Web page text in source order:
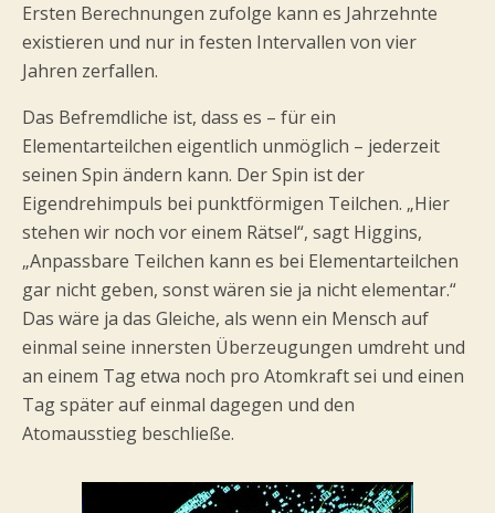
Ersten Berechnungen zufolge kann es Jahrzehnte
existieren und nur in festen Intervallen von vier
Jahren zerfallen.
Das Befremdliche ist, dass es – für ein
Elementarteilchen eigentlich unmöglich – jederzeit
seinen Spin ändern kann. Der Spin ist der
Eigendrehimpuls bei punktförmigen Teilchen. „Hier
stehen wir noch vor einem Rätsel“, sagt Higgins,
„Anpassbare Teilchen kann es bei Elementarteilchen
gar nicht geben, sonst wären sie ja nicht elementar.“
Das wäre ja das Gleiche, als wenn ein Mensch auf
einmal seine innersten Überzeugungen umdreht und
an einem Tag etwa noch pro Atomkraft sei und einen
Tag später auf einmal dagegen und den
Atomausstieg beschließe.